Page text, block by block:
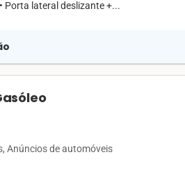
Porta lateral deslizante +...
Anúncios de automóveis